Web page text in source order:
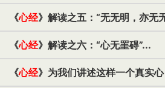
《心经》解读之五：“无无明，亦无
《心经》解读之六：“心无罣碍”...
《心经》为我们讲述这样一个真实心